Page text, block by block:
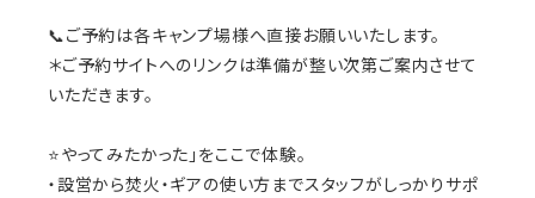
📞ご予約は各キャンプ場様へ直接お願いいたします。
＊ご予約サイトへのリンクは準備が整い次第ご案内させて
いただきます。
⭐️やってみたかった」をここで体験。
・設営から焚火・ギアの使い方までスタッフがしっかりサポ